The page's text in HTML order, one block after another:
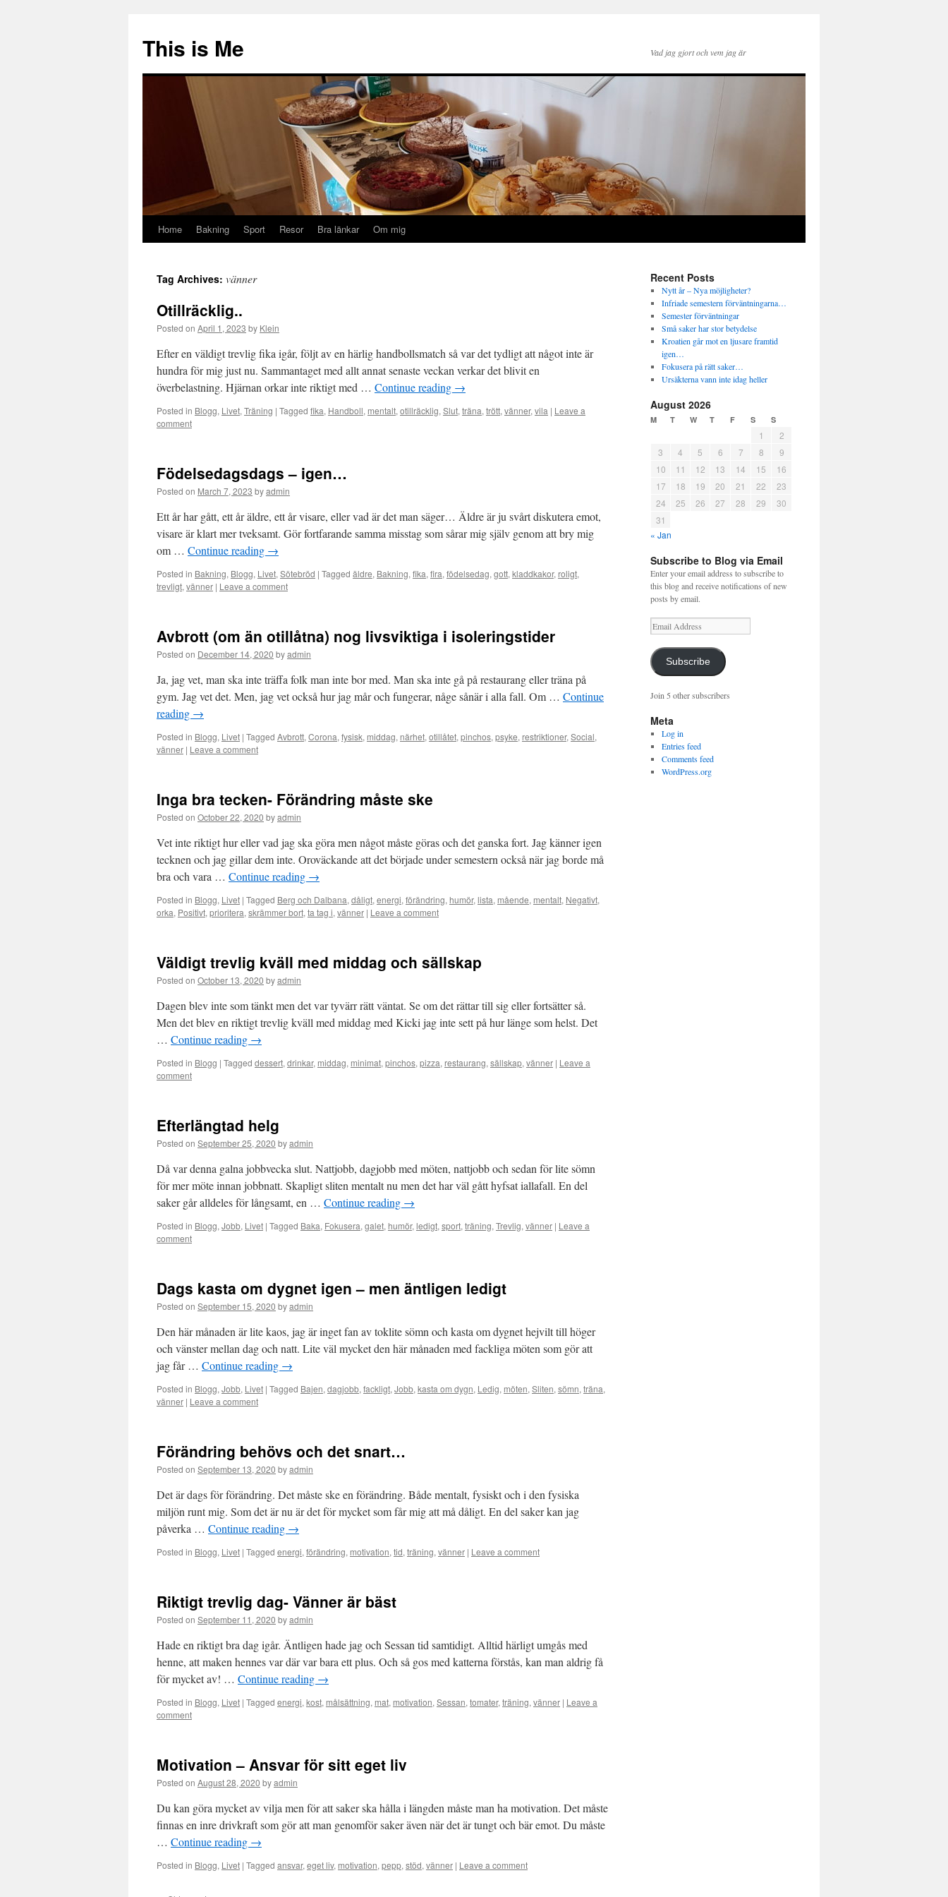
content
This is Me Vad jag gjort och vem jag är
Home Bakning Sport Resor Bra länkar Om mig
Tag Archives: vänner
Otillräcklig..
Posted on April 1, 2023 by Klein
Efter en väldigt trevlig fika igår, följt av en härlig handbollsmatch så var det tydligt att något inte är
hundra för mig just nu. Sammantaget med allt annat senaste veckan verkar det blivit en
överbelastning. Hjärnan orkar inte riktigt med … Continue reading →
Posted in Blogg, Livet, Träning | Tagged fika, Handboll, mentalt, otillräcklig, Slut, träna, trött, vänner, vila | Leave a
comment
Födelsedagsdags – igen…
Posted on March 7, 2023 byadmin
Ett år har gått, ett år äldre, ett år visare, eller vad är det man säger… Äldre är ju svårt diskutera emot,
visare är klart mer tveksamt. Gör fortfarande samma misstag som sårar mig själv genom att bry mig
om … Continue reading →
Posted in Bakning, Blogg, Livet, Sötebröd | Tagged äldre, Bakning, fika, fira, födelsedag, gott, kladdkakor, roligt,
trevligt, vänner | Leave a comment
Avbrott (om än otillåtna) nog livsviktiga i isoleringstider
Posted on December 14, 2020 byadmin
Ja, jag vet, man ska inte träffa folk man inte bor med. Man ska inte gå på restaurang eller träna på
gym. Jag vet det. Men, jag vet också hur jag mår och fungerar, någe sånär i alla fall. Om … Continue
reading →
Posted in Blogg, Livet | Tagged Avbrott, Corona, fysisk, middag, närhet, otillåtet, pinchos, psyke, restriktioner, Social,
vänner | Leave a comment
Inga bra tecken- Förändring måste ske
Posted on October 22, 2020 byadmin
Vet inte riktigt hur eller vad jag ska göra men något måste göras och det ganska fort. Jag känner igen
tecknen och jag gillar dem inte. Oroväckande att det började under semestern också när jag borde må
bra och vara … Continue reading →
Posted in Blogg, Livet | Tagged Berg och Dalbana, dåligt, energi, förändring, humör, lista, mående, mentalt, Negativt,
orka, Positivt, prioritera, skrämmer bort, ta tag i, vänner | Leave a comment
Väldigt trevlig kväll med middag och sällskap
Posted on October 13, 2020 byadmin
Dagen blev inte som tänkt men det var tyvärr rätt väntat. Se om det rättar till sig eller fortsätter så.
Men det blev en riktigt trevlig kväll med middag med Kicki jag inte sett på hur länge som helst. Det
… Continue reading →
Posted in Blogg | Tagged dessert, drinkar, middag, minimat, pinchos, pizza, restaurang, sällskap, vänner | Leave a
comment
Efterlängtad helg
Posted on September 25, 2020 byadmin
Då var denna galna jobbvecka slut. Nattjobb, dagjobb med möten, nattjobb och sedan för lite sömn
för mer möte innan jobbnatt. Skapligt sliten mentalt nu men det har väl gått hyfsat iallafall. En del
saker går alldeles för långsamt, en … Continue reading →
Posted in Blogg, Jobb, Livet | Tagged Baka, Fokusera, galet, humör, ledigt, sport, träning, Trevlig, vänner | Leave a
comment
Dags kasta om dygnet igen – men äntligen ledigt
Posted on September 15, 2020 byadmin
Den här månaden är lite kaos, jag är inget fan av toklite sömn och kasta om dygnet hejvilt till höger
och vänster mellan dag och natt. Lite väl mycket den här månaden med fackliga möten som gör att
jag får … Continue reading →
Posted in Blogg, Jobb, Livet | Tagged Bajen, dagjobb, fackligt, Jobb, kasta om dygn, Ledig, möten, Sliten, sömn, träna,
vänner | Leave a comment
Förändring behövs och det snart…
Posted on September 13, 2020 byadmin
Det är dags för förändring. Det måste ske en förändring. Både mentalt, fysiskt och i den fysiska
miljön runt mig. Som det är nu är det för mycket som får mig att må dåligt. En del saker kan jag
påverka … Continue reading →
Posted in Blogg, Livet | Tagged energi, förändring, motivation, tid, träning, vänner | Leave a comment
Riktigt trevlig dag- Vänner är bäst
Posted on September 11, 2020 byadmin
Hade en riktigt bra dag igår. Äntligen hade jag och Sessan tid samtidigt. Alltid härligt umgås med
henne, att maken hennes var där var bara ett plus. Och så gos med katterna förstås, kan man aldrig få
för mycket av! … Continue reading →
Posted in Blogg, Livet | Tagged energi, kost, målsättning, mat, motivation, Sessan, tomater, träning, vänner | Leave a
comment
Motivation – Ansvar för sitt eget liv
Posted on August 28, 2020 byadmin
Du kan göra mycket av vilja men för att saker ska hålla i längden måste man ha motivation. Det måste
finnas en inre drivkraft som gör att man genomför saker även när det är tungt och bär emot. Du måste
… Continue reading →
Posted in Blogg, Livet | Tagged ansvar, eget liv, motivation, pepp, stöd, vänner | Leave a comment
Recent Posts
Nytt år – Nya möjligheter?
Infriade semestern förväntningarna…
Semester förväntningar
Små saker har stor betydelse
Kroatien går mot en ljusare framtid
igen…
Fokusera på rätt saker…
Ursäkterna vann inte idag heller
August 2026
M T W T F S S
1
2
3
4 5 6 7 8
9
10
11 12 13 14 15
16
17
18 19 20 21 22
23
24
25 26 27 28 29
30
31
« Jan
Subscribe to Blog via Email
Enter your email address to subscribe to
this blog and receive notifications of new
posts by email.
E
m
i
d
r
e
s
s
Subscribe
Join 5 other subscribers
Meta
Log in
Entries feed
Comments feed
WordPress.org